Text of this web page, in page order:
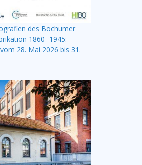
des Bochumer
1860 -1945:
28. Mai 2026 bis 31.